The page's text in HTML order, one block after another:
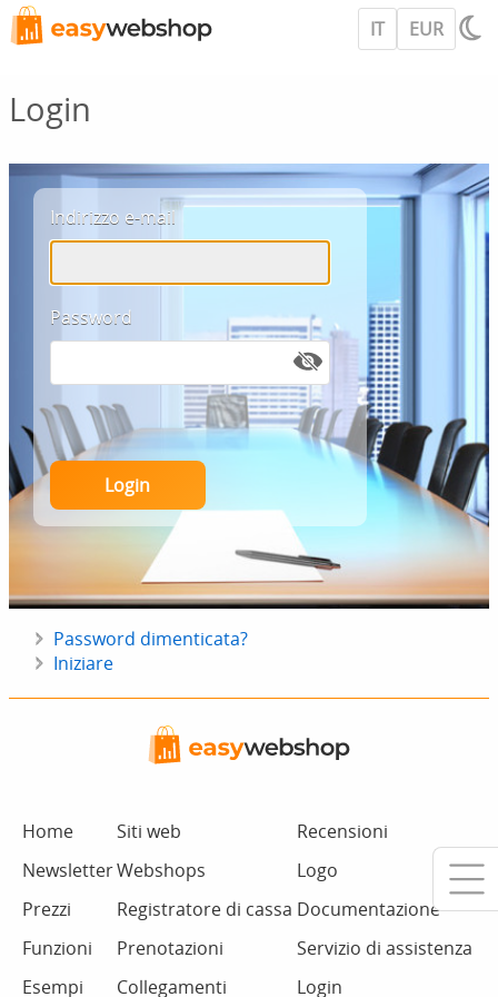
IT EUR
Login
Indirizzo e-mail
Password
Password dimenticata?
Iniziare
Home
Newsletter
Prezzi
Funzioni
Esempi
Siti web
Webshops
Registratore di cassa
Prenotazioni
Collegamenti
Recensioni
Logo
Documentazione
Servizio di assistenza
Login